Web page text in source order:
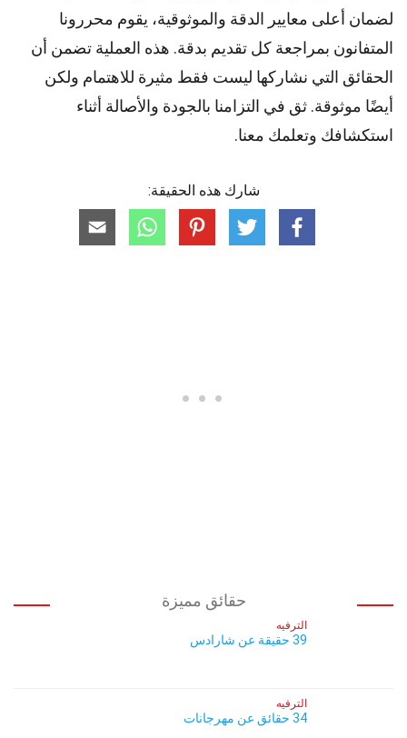
لضمان أعلى معايير الدقة والموثوقية، يقوم محررونا
المتفانون بمراجعة كل تقديم بدقة. هذه العملية تضمن أن
الحقائق التي نشاركها ليست فقط مثيرة للاهتمام ولكن
أيضًا موثوقة. ثق في التزامنا بالجودة والأصالة أثناء
استكشافك وتعلمك معنا.
شارك هذه الحقيقة:
حقائق مميزة
الترفيه
39 حقيقة عن شارادس
الترفيه
34 حقائق عن مهرجانات